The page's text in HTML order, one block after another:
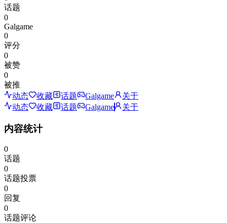
话题
0
Galgame
0
评分
0
被赞
0
被推
动态
收藏 话题 Galgame
关于
动态
收藏 话题 Galgame 关于
内容统计
0
话题
0
话题投票
0
回复
0
话题评论